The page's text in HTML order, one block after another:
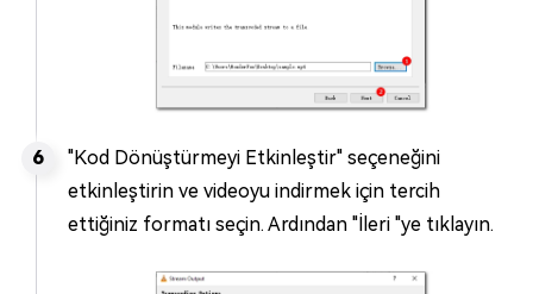
"Kod Dönüştürmeyi Etkinleştir" seçeneğini
etkinleştirin ve videoyu indirmek için tercih
ettiğiniz formatı seçin. Ardından "İleri "ye tıklayın.